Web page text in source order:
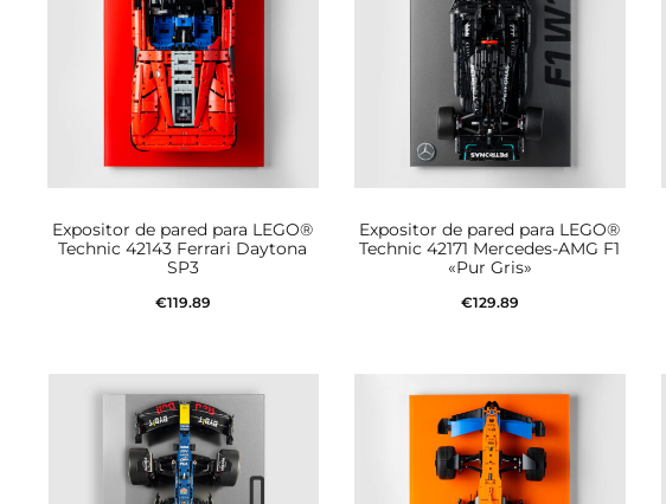
Expositor de pared para LEGO®
Technic 42143 Ferrari Daytona
SP3
€119.89
Expositor de pared para LEGO®
Technic 42171 Mercedes-AMG F1
«Pur Gris»
€129.89